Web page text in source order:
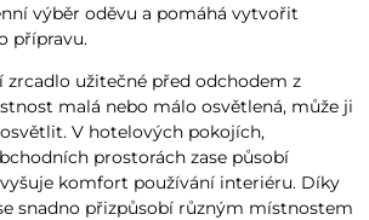
výběr oděvu a pomáhá vytvořit
přípravu.
zrcadlo užitečné před odchodem z
malá nebo málo osvětlená, může ji
V hotelových pokojích,
prostorách zase působí
komfort používání interiéru. Díky
snadno přizpůsobí různým místnostem